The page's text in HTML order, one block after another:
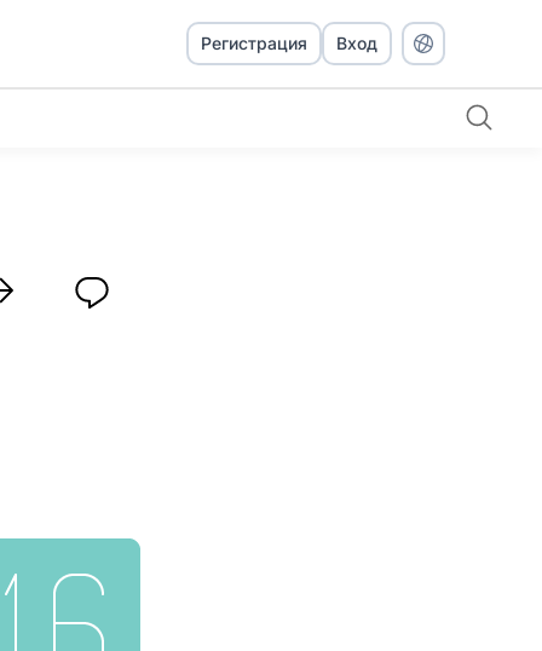
Регистрация Вход